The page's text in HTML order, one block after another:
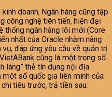
doanh, Ngân hàng cũng tập
công nghệ tiên tiến, hiện đại
thống ngân hàng lõi mới (Core
nhất của Oracle nhằm nâng
đáp ứng yêu cầu về quản trị
cũng là một trong số
làng” thẻ tín dụng nội địa
số quốc gia liên minh của
tiêu trước, trả tiền sau.